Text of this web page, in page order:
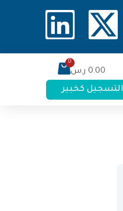
0.00 ر.س
التسجيل كخبير